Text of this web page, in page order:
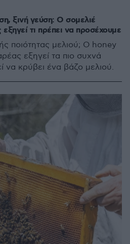
ξινή γεύση: Ο σομελιέ
τι πρέπει να προσέχουμε
ποιότητας μελιού; Ο honey
εξηγεί τα πιο συχνά
να κρύβει ένα βάζο μελιού.